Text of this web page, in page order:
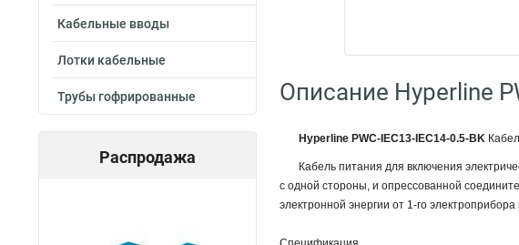
Кабельные вводы
Лотки кабельные
Трубы гофрированные
Распродажа
Описание Hyperline
Hyperline PWC-IEC13-IEC14-0.5-BK
Кабель питания для включения
с одной стороны, и опрессованной
электронной энергии от 1-го